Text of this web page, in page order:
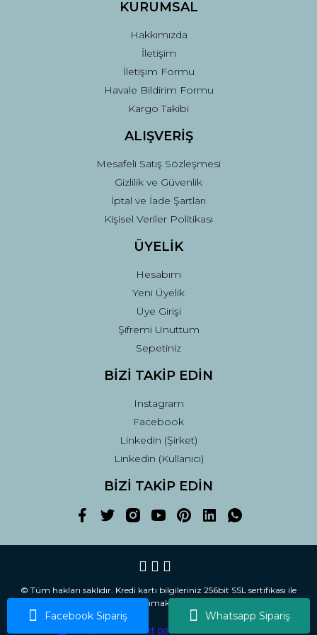
Whatsapp Sipariş
Facebook Sipariş
Gönder
KURUMSAL
Hakkımızda
İletişim
İletişim Formu
Havale Bildirim Formu
Kargo Takibi
ALIŞVERİŞ
Mesafeli Satış Sözleşmesi
Gizlilik ve Güvenlik
İptal ve İade Şartları
Kişisel Veriler Politikası
ÜYELİK
Hesabım
Yeni Üyelik
Üye Girişi
Şifremi Unuttum
Sepetiniz
BİZİ TAKİP EDİN
Instagram
Facebook
Linkedin (Şirket)
Linkedin (Kullanıcı)
BİZİ TAKİP EDİN
© Tüm hakları saklıdır. Kredi kartı bilgileriniz 256bit SSL sertifikası ile
korunmaktadır.